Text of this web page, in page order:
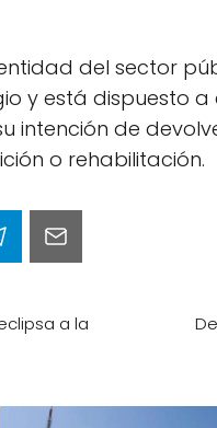
del sector
y está dispuesto
intención de
o rehabilitación.
a la